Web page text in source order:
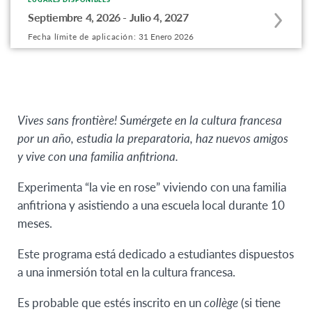
Apply
to
this
Septiembre 4, 2026 - Julio 4, 2027
Fecha límite de aplicación: 31 Enero 2026
Vives sans frontière! Sumérgete en la cultura francesa
por un año, estudia la preparatoria, haz nuevos amigos
y vive con una familia anfitriona.
Experimenta “la vie en rose” viviendo con una familia
anfitriona y asistiendo a una escuela local durante 10
meses.
Este programa está dedicado a estudiantes dispuestos
a una inmersión total en la cultura francesa.
Es probable que estés inscrito en uncollège(si tiene